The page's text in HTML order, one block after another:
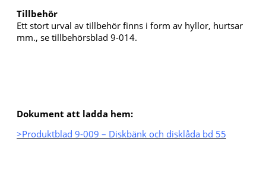
Tillbehör
Ett stort urval av tillbehör finns i form av hyllor, hurtsar
mm., se tillbehörsblad 9-014.
Dokument att ladda hem:
>Produktblad 9-009 – Diskbänk och disklåda bd 55